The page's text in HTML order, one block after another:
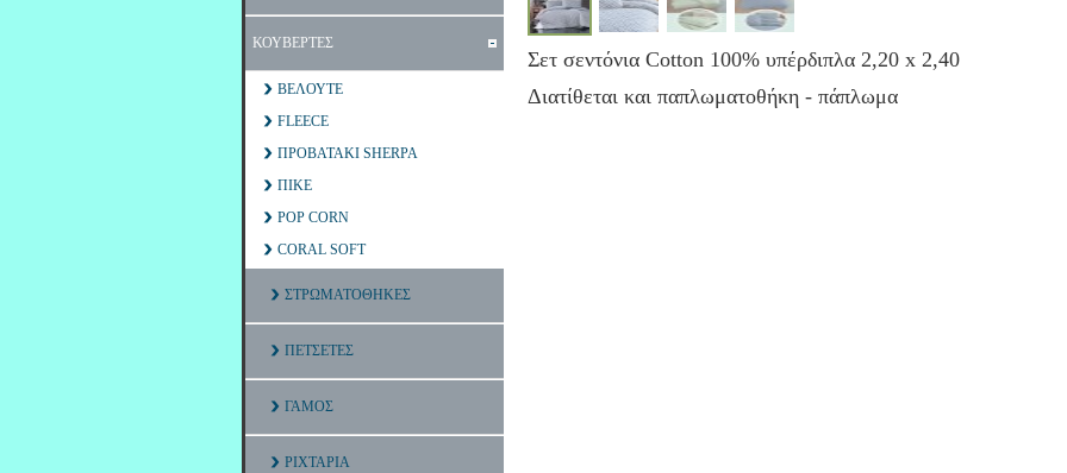
ΚΟΥΒΕΡΤΕΣ
ΒΕΛΟΥΤΕ
FLEECE
ΠΡΟΒΑΤΑΚΙ SHERPA
ΠΙΚΕ
POP CORN
CORAL SOFT
ΣΤΡΩΜΑΤΟΘΗΚΕΣ
ΠΕΤΣΕΤΕΣ
ΓΑΜΟΣ
ΡΙΧΤΑΡΙΑ
Σετ σεντόνια Cotton 100% υπέρδιπλα 2,20 x 2,40
Διατίθεται και παπλωματοθήκη - πάπλωμα